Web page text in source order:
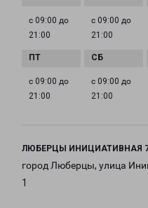
с 09:00 до
21:00
с 09:00 до
21:00
с 09:00 до
21:00
с 09:00 до
21:00
ЛЮБЕРЦЫ ИНИЦИАТИВНАЯ
город Люберцы, улица
1